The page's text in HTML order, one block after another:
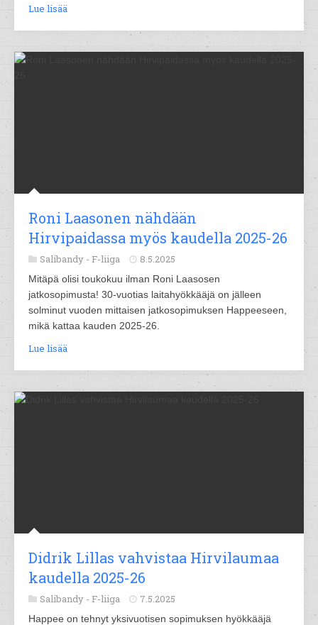
Lue lisää
Roni Laasonen nähdään
Hirvipaidassa myös kaudella 2025-26
Salibandy - F-liiga 8.5.2025
Mitäpä olisi toukokuu ilman Roni Laasosen
jatkosopimusta! 30-vuotias laitahyökkääjä on jälleen
solminut vuoden mittaisen jatkosopimuksen Happeeseen,
mikä kattaa kauden 2025-26.
Lue lisää
Didrik Lillas vahvistaa Hirvilaumaa
kaudella 2025-26
Salibandy - F-liiga 7.5.2025
Happee on tehnyt yksivuotisen sopimuksen hyökkääjä